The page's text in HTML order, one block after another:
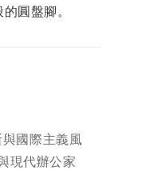
圓盤腳。
國際主義風
現代辦公家